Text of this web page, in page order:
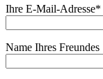
Ihre E-Mail-Adresse*
Name Ihres Freundes